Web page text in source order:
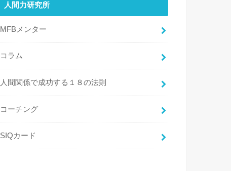
人間力研究所
MFBメンター
コラム
人間関係で成功する１８の法則
コーチング
SIQカード